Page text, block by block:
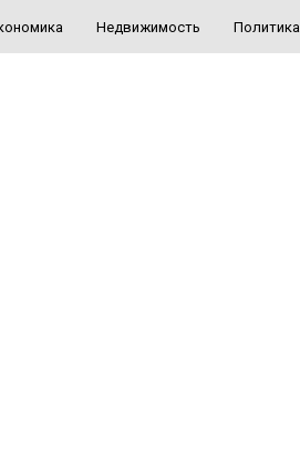
Недвижимость Политика